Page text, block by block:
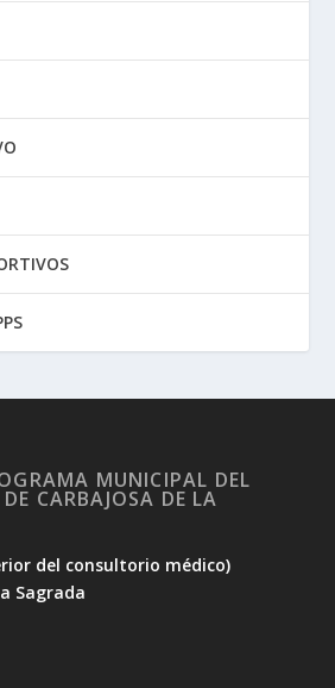
MUNICIPAL DEL
CARBAJOSA DE LA
del consultorio médico)
Sagrada